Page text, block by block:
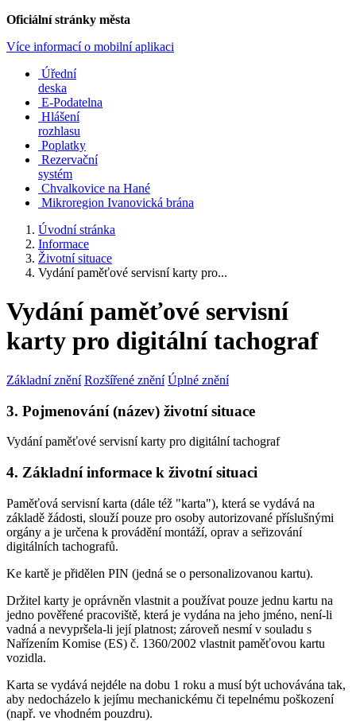
Oficiální stránky města
Více informací o mobilní aplikaci
Úřední
deska
E-Podatelna
Hlášení
rozhlasu
Poplatky
Rezervační
systém
Chvalkovice na Hané
Mikroregion Ivanovická brána
Úvodní stránka
Informace
Životní situace
Vydání paměťové servisní karty pro...
Vydání paměťové servisní
karty pro digitální tachograf
Základní znění Rozšířené znění Úplné znění
3. Pojmenování (název) životní situace
Vydání paměťové servisní karty pro digitální tachograf
4. Základní informace k životní situaci
Paměťová servisní karta (dále též "karta"), která se vydává na
základě žádosti, slouží pouze pro osoby autorizované příslušnými
orgány a je určena k provádění montáží, oprav a seřizování
digitálních tachografů.
Ke kartě je přidělen PIN (jedná se o personalizovanou kartu).
Držitel karty je oprávněn vlastnit a používat pouze jednu kartu na
jedno pověřené pracoviště, která je vydána na jeho jméno, není-li
vadná a nevypršela-li její platnost; zároveň nesmí v souladu s
Nařízením Komise (ES) č. 1360/2002 vlastnit paměťovou kartu
vozidla.
Karta se vydává nejdéle na dobu 1 roku a musí být uchovávána tak,
aby nedocházelo k jejímu mechanickému či tepelnému poškození
(např. ve vhodném pouzdru).